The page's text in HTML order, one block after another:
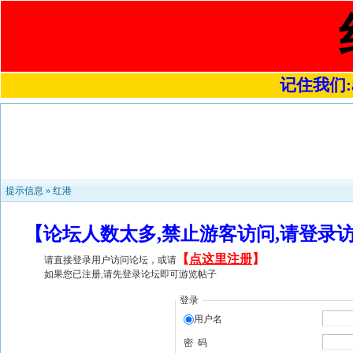
记住我们
提示信息 » 红港
【论坛人数太多,禁止游客访问,请登
请直接登录用户访问论坛，或请 【 点这里注册】
如果您已注册,请先登录论坛即可游览帖子
登录
用户名
密 码